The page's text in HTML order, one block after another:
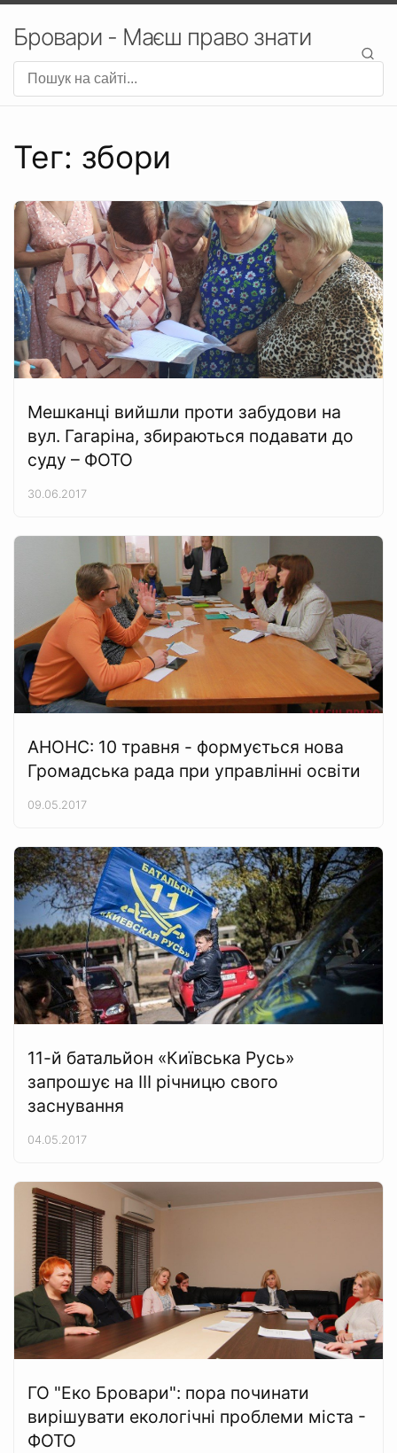
Бровари - Маєш право знати
Тег: збори
Мешканці вийшли проти забудови на
вул. Гагаріна, збираються подавати до
суду – ФОТО
30.06.2017
АНОНС: 10 травня - формується нова
Громадська рада при управлінні освіти
09.05.2017
11-й батальйон «Київська Русь»
запрошує на ІІІ річницю свого
заснування
04.05.2017
ГО "Еко Бровари": пора починати
вирішувати екологічні проблеми міста -
ФОТО